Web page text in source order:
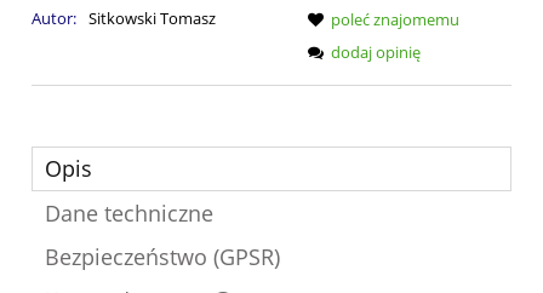
Autor: Sitkowski Tomasz
poleć znajomemu
dodaj opinię
Opis
Dane techniczne
Bezpieczeństwo (GPSR)